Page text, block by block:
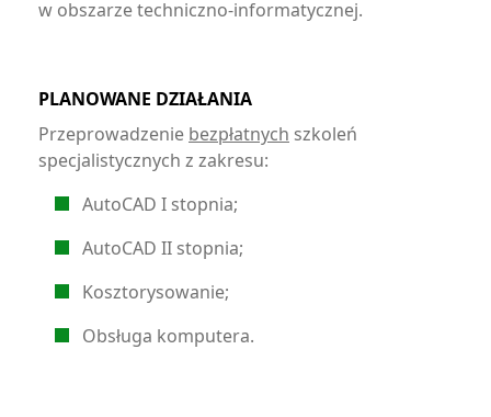
w obszarze techniczno-informatycznej.
PLANOWANE DZIAŁANIA
Przeprowadzenie bezpłatnych szkoleń
specjalistycznych z zakresu:
AutoCAD I stopnia;
AutoCAD II stopnia;
Kosztorysowanie;
Obsługa komputera.